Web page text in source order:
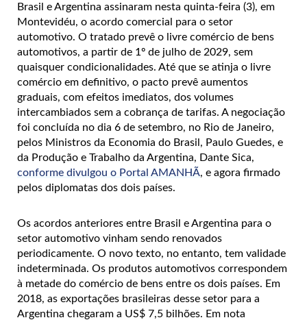
Brasil e Argentina assinaram nesta quinta-feira (3), em
Montevidéu, o acordo comercial para o setor
automotivo. O tratado prevê o livre comércio de bens
automotivos, a partir de 1º de julho de 2029, sem
quaisquer condicionalidades. Até que se atinja o livre
comércio em definitivo, o pacto prevê aumentos
graduais, com efeitos imediatos, dos volumes
intercambiados sem a cobrança de tarifas. A negociação
foi concluída no dia 6 de setembro, no Rio de Janeiro,
pelos Ministros da Economia do Brasil, Paulo Guedes, e
da Produção e Trabalho da Argentina, Dante Sica,
conforme divulgou o Portal AMANHÃ, e agora firmado
pelos diplomatas dos dois países.
Os acordos anteriores entre Brasil e Argentina para o
setor automotivo vinham sendo renovados
periodicamente. O novo texto, no entanto, tem validade
indeterminada. Os produtos automotivos correspondem
à metade do comércio de bens entre os dois países. Em
2018, as exportações brasileiras desse setor para a
Argentina chegaram a US$ 7,5 bilhões. Em nota